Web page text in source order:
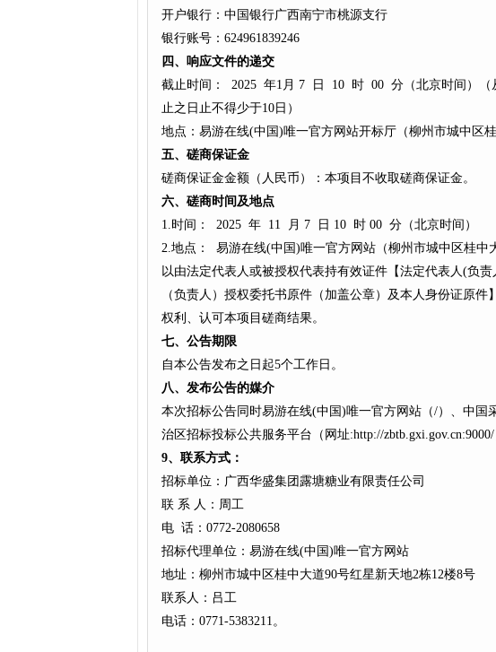
开户银行：中国银行广西南宁市桃源支行
银行账号：624961839246
四、响应文件的递交
截止时间： 2025 年1月 7 日 10 时 00 分（北京时间）（
止之日止不得少于10日）
地点：易游在线(中国)唯一官方网站开标厅（柳州市城中区
五、 磋商保证金
磋商保证金金额（人民币）：本项目不收取磋商保证金。
六、磋商时间及地点
1.时间： 2025 年 11 月 7 日 10 时 00 分（北京时间）
2.地点： 易游在线(中国)唯一官方网站（柳州市城中区桂中
以由法定代表人或被授权代表持有效证件【法定代表人(负
（负责人）授权委托书原件（加盖公章）及本人身份证原
权利、认可本项目磋商结果。
七、公告期限
自本公告发布之日起5个工作日。
八、发布公告的媒介
本次招标公告同时易游在线(中国)唯一官方网站（/）、中国
治区招标投标公共服务平台（网址:http://zbtb.gxi.gov.cn:9000/
9、联系方式：
招标单位：广西华盛集团露塘糖业有限责任公司
联 系 人：周工
电 话：0772-2080658
招标代理单位：易游在线(中国)唯一官方网站
地址：柳州市城中区桂中大道90号红星新天地2栋12楼8号
联系人：吕工
电话：0771-5383211。